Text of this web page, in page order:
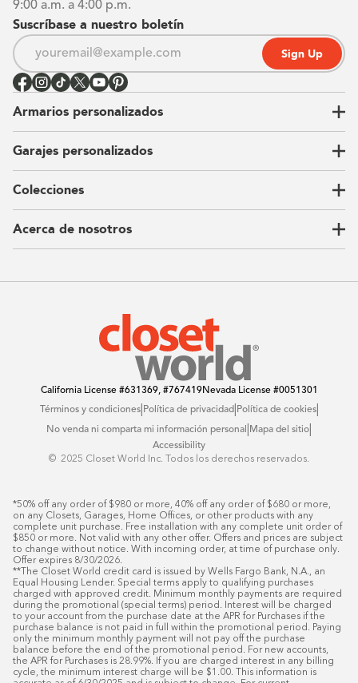
9:00 a.m. a 4:00 p.m.
Suscríbase a nuestro boletín
Sign Up
Armarios personalizados
Vestidores
Armarios de pared
Guardarropas
Armarios para niños
Garajes personalizados
Nuestra historia
Our Process
Carta del CEO
Sostenibilidad
Colecciones
Ubicaciones
Contacto
Acerca de nosotros
California License#631369, #767419Nevada License#0051301
Términos y condiciones| Política de privacidad| Política de cookies|
No venda ni comparta mi información personal Mapa del sitio
Accessibility
© ️ 2025 Closet World Inc. Todos los derechos reservados.
*50% off any order of $980 or more, 40% off any order of $680 or more,
on any Closets, Garages, Home Offices, or other products with any
complete unit purchase. Free installation with any complete unit order of
$850 or more. Not valid with any other offer. Offers and prices are subject
to change without notice. With incoming order, at time of purchase only.
Offer expires 8/30/2026.
**The Closet World credit card is issued by Wells Fargo Bank, N.A., an
Equal Housing Lender. Special terms apply to qualifying purchases
charged with approved credit. Minimum monthly payments are required
during the promotional (special terms) period. Interest will be charged
to your account from the purchase date at the APR for Purchases if the
purchase balance is not paid in full within the promotional period. Paying
only the minimum monthly payment will not pay off the purchase
balance before the end of the promotional period. For new accounts,
the APR for Purchases is 28.99%. If you are charged interest in any billing
cycle, the minimum interest charge will be $1.00. This information is